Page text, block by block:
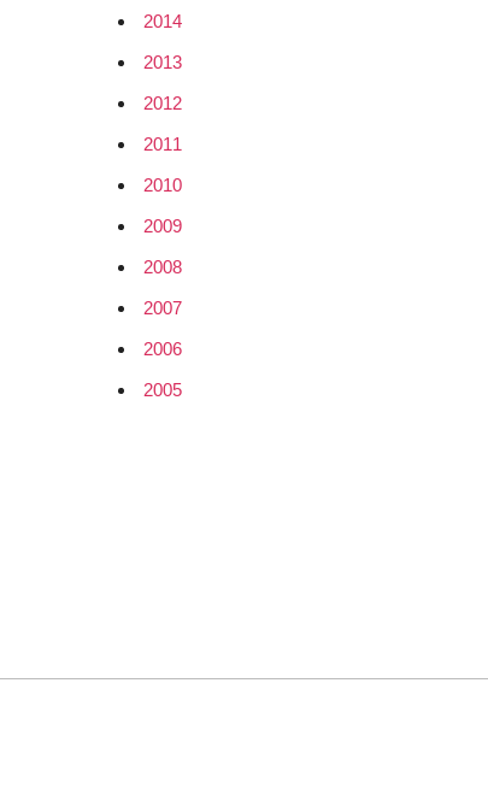
2014
2013
2012
2011
2010
2009
2008
2007
2006
2005